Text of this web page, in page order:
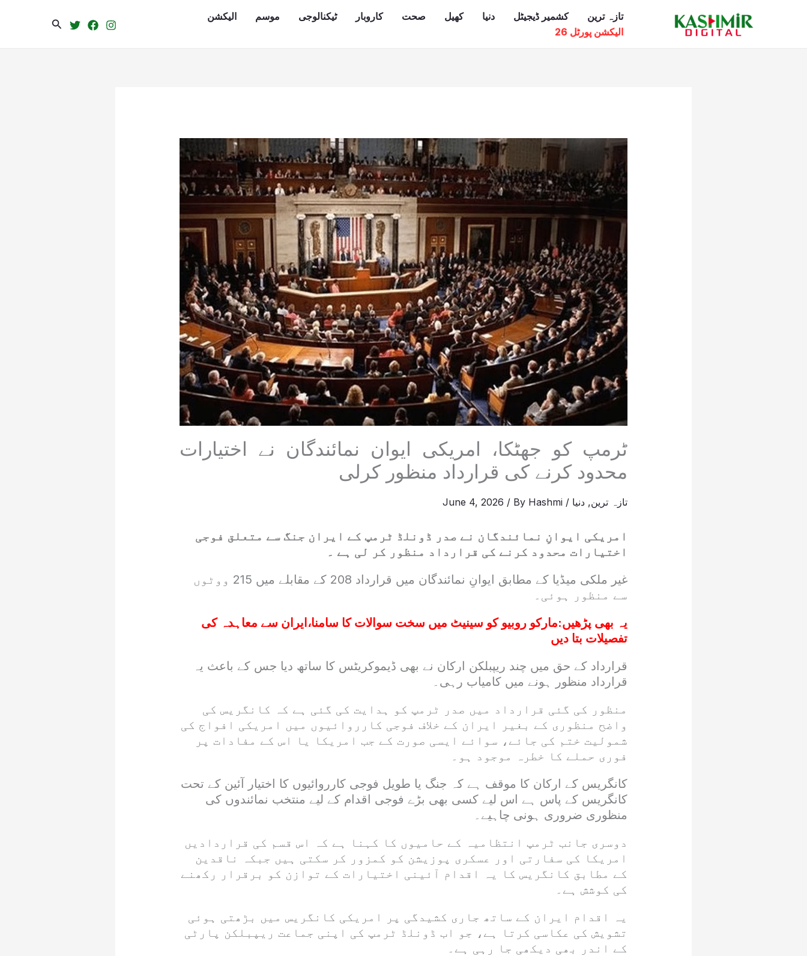
تازہ ترین کشمیر ڈیجیٹل دنیا کھیل صحت کاروبار ٹیکنالوجی موسم
الیکشن
الیکشن پورٹل 26
Search
ٹرمپ کو جھٹکا، امریکی ایوان نمائندگان نے اختیارات
محدود کرنے کی قرارداد منظور کرلی
تازہ ترین, دنیا /
June 4, 2026 / By Hashmi
امریکی ایوانِ نمائندگان نے صدر ڈونلڈ ٹرمپ کے ایران جنگ سے متعلق فوجی
اختیارات محدود کرنے کی قرارداد منظور کر لی ہے ۔
غیر ملکی میڈیا کے مطابق ایوانِ نمائندگان میں قرارداد 208 کے مقابلے میں 215 ووٹوں
سے منظور ہوئی۔
یہ بھی پڑھیں:مارکو روبیو کو سینیٹ میں سخت سوالات کا سامنا،ایران سے معاہدہ کی
تفصیلات بتا دیں
قرارداد کے حق میں چند ریپبلکن ارکان نے بھی ڈیموکریٹس کا ساتھ دیا جس کے باعث یہ
قرارداد منظور ہونے میں کامیاب رہی۔
منظور کی گئی قرارداد میں صدر ٹرمپ کو ہدایت کی گئی ہے کہ کانگریس کی
واضح منظوری کے بغیر ایران کے خلاف فوجی کارروائیوں میں امریکی افواج کی
شمولیت ختم کی جائے، سوائے ایسی صورت کے جب امریکا یا اس کے مفادات پر
فوری حملے کا خطرہ موجود ہو۔
کانگریس کے ارکان کا موقف ہے کہ جنگ یا طویل فوجی کارروائیوں کا اختیار آئین کے تحت
کانگریس کے پاس ہے اس لیے کسی بھی بڑے فوجی اقدام کے لیے منتخب نمائندوں کی
منظوری ضروری ہونی چاہیے۔
دوسری جانب ٹرمپ انتظامیہ کے حامیوں کا کہنا ہے کہ اس قسم کی قراردادیں
امریکا کی سفارتی اور عسکری پوزیشن کو کمزور کر سکتی ہیں جبکہ ناقدین
کے مطابق کانگریس کا یہ اقدام آئینی اختیارات کے توازن کو برقرار رکھنے
کی کوشش ہے۔
یہ اقدام ایران کے ساتھ جاری کشیدگی پر امریکی کانگریس میں بڑھتی ہوئی
تشویش کی عکاسی کرتا ہے، جو اب ڈونلڈ ٹرمپ کی اپنی جماعت ریپبلکن پارٹی
کے اندر بھی دیکھی جا رہی ہے۔